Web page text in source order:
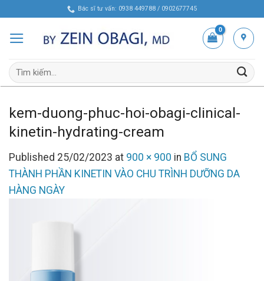
content
Bác sĩ tư vấn: 0938 449788 / 0902677745
Tìm
kiếm:
kem-duong-phuc-hoi-obagi-clinical-
kinetin-hydrating-cream
Published 25/02/2023 at 900 × 900 in BỔ SUNG
THÀNH PHẦN KINETIN VÀO CHU TRÌNH DƯỠNG DA
HÀNG NGÀY